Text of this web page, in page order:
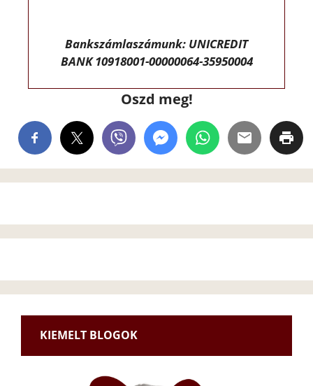
Bankszámlaszámunk: UNICREDIT
BANK 10918001-00000064-35950004
Oszd meg!
KIEMELT BLOGOK